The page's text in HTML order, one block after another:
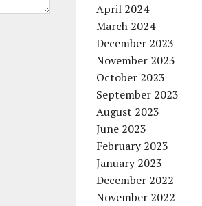
April 2024
March 2024
December 2023
November 2023
October 2023
September 2023
August 2023
June 2023
February 2023
January 2023
December 2022
November 2022